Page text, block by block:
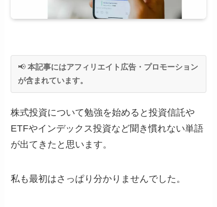
📢本記事にはアフィリエイト広告・プロモーション
が含まれています。
株式投資について勉強を始めると投資信託や
ETFやインデックス投資など聞き慣れない単語
が出てきたと思います。
私も最初はさっぱり分かりませんでした。